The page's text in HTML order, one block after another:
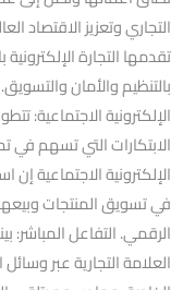
التجاري وتعزيز
تقدمها التجارة
بالتنظيم والأمان
الإلكترونية الاجتماعية:
الابتكارات التي تسهم في
الإلكترونية الاجتماعية
في تسويق المنتجات وبيعها
الرقمي. التفاعل المباشر:
العلامة التجارية عبر